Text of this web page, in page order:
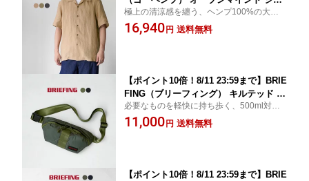
ツ ヘンプブロード 麻 / メンズ
極上の清涼感を纏う、ヘンプ100%の大人オ
ープンカラーシャツ。
16,940 円 送料無料
【ポイント10倍！8/11 23:59まで】BRIE
FING（ブリーフィング） キルテッド ウ
ォーカーボディバッグ ショルダーバッ
グ / メンズ ミリタリー
必要なものを軽快に持ち歩く、500ml対応
ボディバッグ。
11,000 円 送料無料
【ポイント10倍！8/11 23:59まで】BRIE